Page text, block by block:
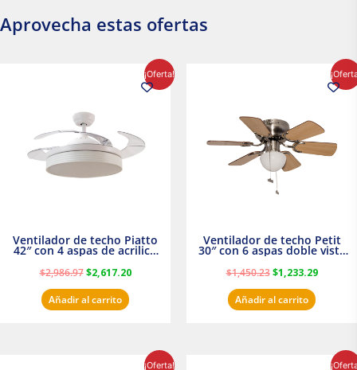
Aprovecha estas ofertas
¡Oferta!
Ventilador de techo Piatto
42″ con 4 aspas de acrilico
transparente
$2,986.97
$2,986.97.
$2,617.20
precio
actual
Añadir al carrito
Ventilador de techo Petit
30″ con 6 aspas doble vista
Satinado Masterfan
$1,450.23
$1,450.23.
$1,233.29
precio
actual
Añadir al carrito
¡Oferta!